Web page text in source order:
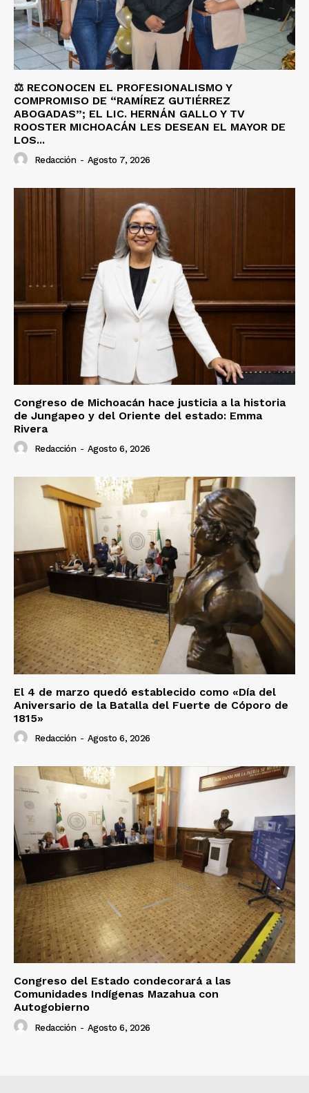
⚖️ RECONOCEN EL PROFESIONALISMO Y
COMPROMISO DE “RAMÍREZ GUTIÉRREZ
ABOGADAS”; EL LIC. HERNÁN GALLO Y TV
ROOSTER MICHOACÁN LES DESEAN EL MAYOR DE
LOS...
Redacción - Agosto 7, 2026
Congreso de Michoacán hace justicia a la historia
de Jungapeo y del Oriente del estado: Emma
Rivera
Redacción - Agosto 6, 2026
El 4 de marzo quedó establecido como «Día del
Aniversario de la Batalla del Fuerte de Cóporo de
1815»
Redacción - Agosto 6, 2026
Congreso del Estado condecorará a las
Comunidades Indígenas Mazahua con
Autogobierno
Redacción - Agosto 6, 2026